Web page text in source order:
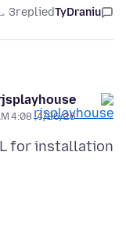
TyDraniu
replied3 مہینہ پہلے
4/26/26, 4:08 AM
for installation?